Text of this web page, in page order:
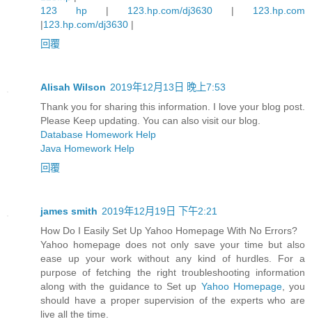
123 hp | 123.hp.com/dj3630 | 123.hp.com
|123.hp.com/dj3630 |
回覆
Alisah Wilson 2019年12月13日 晚上7:53
Thank you for sharing this information. I love your blog post.
Please Keep updating. You can also visit our blog.
Database Homework Help
Java Homework Help
回覆
james smith 2019年12月19日 下午2:21
How Do I Easily Set Up Yahoo Homepage With No Errors?
Yahoo homepage does not only save your time but also
ease up your work without any kind of hurdles. For a
purpose of fetching the right troubleshooting information
along with the guidance to Set up Yahoo Homepage, you
should have a proper supervision of the experts who are
live all the time.